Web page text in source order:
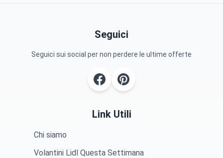
Seguici
Seguici sui social per non perdere le ultime offerte
Link Utili
Chi siamo
Volantini Lidl Questa Settimana